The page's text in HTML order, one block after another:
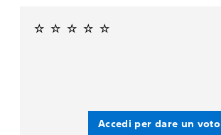
Accedi per dare un voto